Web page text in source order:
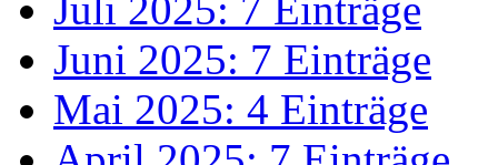
Juni 2025: 7 Einträge
Mai 2025: 4 Einträge